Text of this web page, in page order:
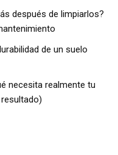
después de limpiarlos?
de un suelo
necesita realmente tu